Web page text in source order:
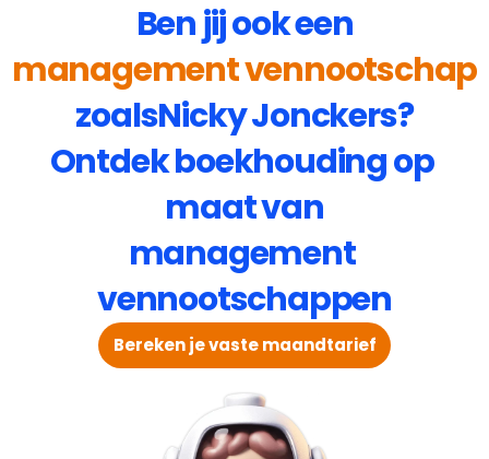
Ben jij ook een
management vennootschap
zoalsNicky Jonckers?
Ontdek boekhouding op
maat van
management
vennootschappen
Bereken je vaste maandtarief